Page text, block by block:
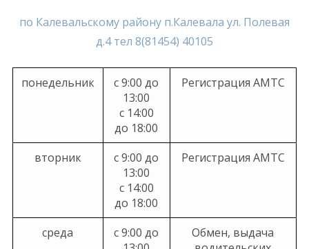
по Калевальскому району п.Калевала ул. Полевая
д.4 тел 8(81454) 40105
понедельник
с 9:00 до
13:00
с 14:00
до 18:00
Регистрация АМТС
вторник
с 9:00 до
13:00
с 14:00
до 18:00
Регистрация АМТС
среда
с 9:00 до
Обмен, выдача